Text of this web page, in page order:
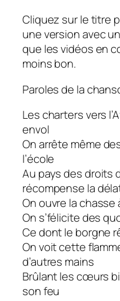
Cliquez sur le titre
une version avec
que les vidéos en
moins bon.
Paroles de la
Les charters vers
envol
On arrête même
l’école
Au pays des droits
récompense la
On ouvre la chasse
On s’félicite des
Ce dont le borgne
On voit cette
d’autres mains
Brûlant les cœurs
son feu